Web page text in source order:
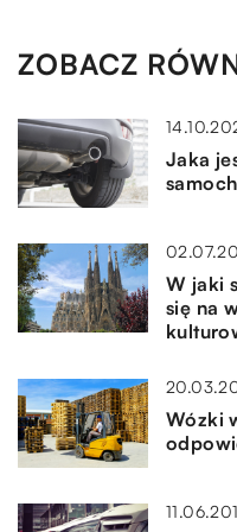
ZOBACZ
Jaka
W jaki
się na
Wózki